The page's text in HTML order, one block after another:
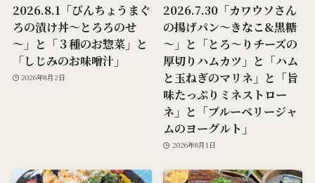
2026.8.1「びんちょうまぐ
ろの漬け丼～とろろのせ
～」と「３種のお惣菜」と
「しじみのお味噌汁」
2026年8月2日
2026.7.30「カワウソさん
の揚げパン～きなこ&黒糖
～」と「とろ～りチーズの
厚切りハムカツ」と「ハム
と玉ねぎのマリネ」と「旨
味たっぷりミネストロー
ネ」と「ブルーベリージャ
ムのヨーグルト」
2026年8月1日